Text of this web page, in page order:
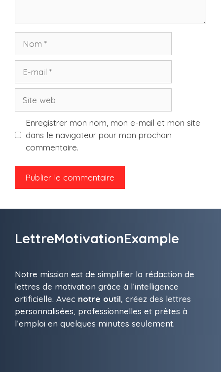
mail
web
Enregistrer mon nom, mon e-mail et mon site
dans le navigateur pour mon prochain
commentaire.
LettreMotivationExample
Notre mission est de simplifier la rédaction de
lettres de motivation grâce à l’intelligence
artificielle. Avec notre outil, créez des lettres
personnalisées, professionnelles et prêtes à
l’emploi en quelques minutes seulement.